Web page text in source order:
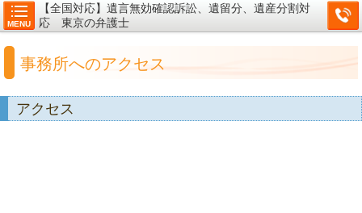
MENU
【全国対応】遺言無効確認訴訟、遺留分、遺産分割対
応 東京の弁護士
事務所へのアクセス
アクセス